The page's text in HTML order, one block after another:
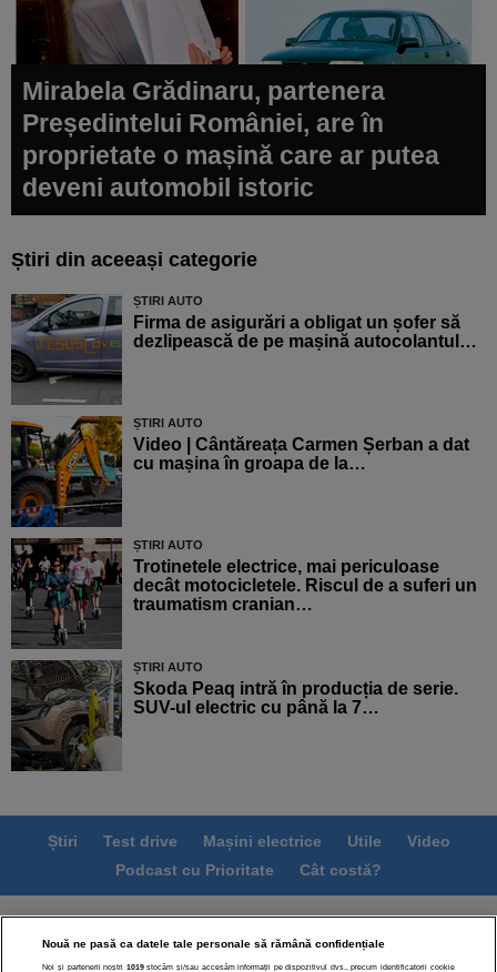
Mirabela Grădinaru, partenera
Președintelui României, are în
proprietate o mașină care ar putea
deveni automobil istoric
Știri din aceeași categorie
ȘTIRI AUTO
Firma de asigurări a obligat un șofer să
dezlipească de pe mașină autocolantul…
ȘTIRI AUTO
Video | Cântăreața Carmen Șerban a dat
cu mașina în groapa de la…
ȘTIRI AUTO
Trotinetele electrice, mai periculoase
decât motocicletele. Riscul de a suferi un
traumatism cranian…
ȘTIRI AUTO
Skoda Peaq intră în producția de serie.
SUV-ul electric cu până la 7…
Știri Test drive Mașini electrice Utile
Video
Podcast cu Prioritate
Cât costă?
Termeni si conditii
Politica de confidentialitate
Politica de cookies
Echipa editorială
Contact
Nouă ne pasă ca datele tale personale să rămână confidențiale
Noi și partenerii noștri 1019stocăm și/sau accesăm informații pe dispozitivul dvs., precum identificatorii cookie